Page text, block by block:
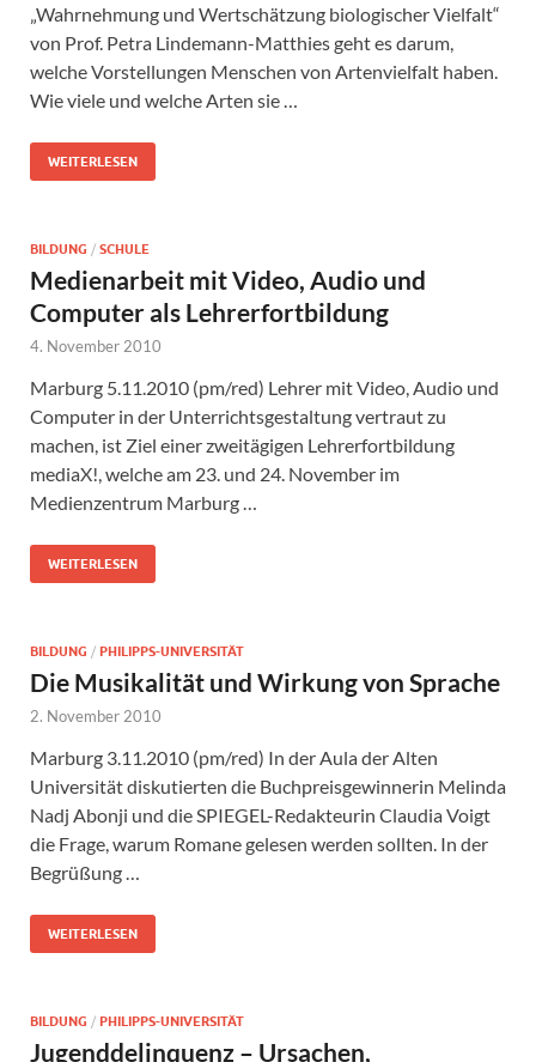
„Wahrnehmung und Wertschätzung biologischer Vielfalt“
von Prof. Petra Lindemann-Matthies geht es darum,
welche Vorstellungen Menschen von Artenvielfalt haben.
Wie viele und welche Arten sie …
WEITERLESEN
BILDUNG / SCHULE
Medienarbeit mit Video, Audio und
Computer als Lehrerfortbildung
4. November 2010
Marburg 5.11.2010 (pm/red) Lehrer mit Video, Audio und
Computer in der Unterrichtsgestaltung vertraut zu
machen, ist Ziel einer zweitägigen Lehrerfortbildung
mediaX!, welche am 23. und 24. November im
Medienzentrum Marburg …
WEITERLESEN
BILDUNG / PHILIPPS-UNIVERSITÄT
Die Musikalität und Wirkung von Sprache
2. November 2010
Marburg 3.11.2010 (pm/red) In der Aula der Alten
Universität diskutierten die Buchpreisgewinnerin Melinda
Nadj Abonji und die SPIEGEL-Redakteurin Claudia Voigt
die Frage, warum Romane gelesen werden sollten. In der
Begrüßung …
WEITERLESEN
BILDUNG / PHILIPPS-UNIVERSITÄT
Jugenddelinquenz – Ursachen,